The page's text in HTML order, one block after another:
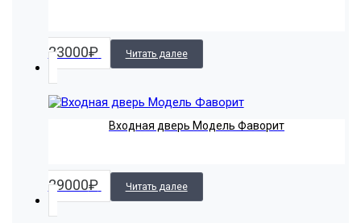
23000₽ Читать далее
Входная дверь Модель Фаворит
29000₽ Читать далее